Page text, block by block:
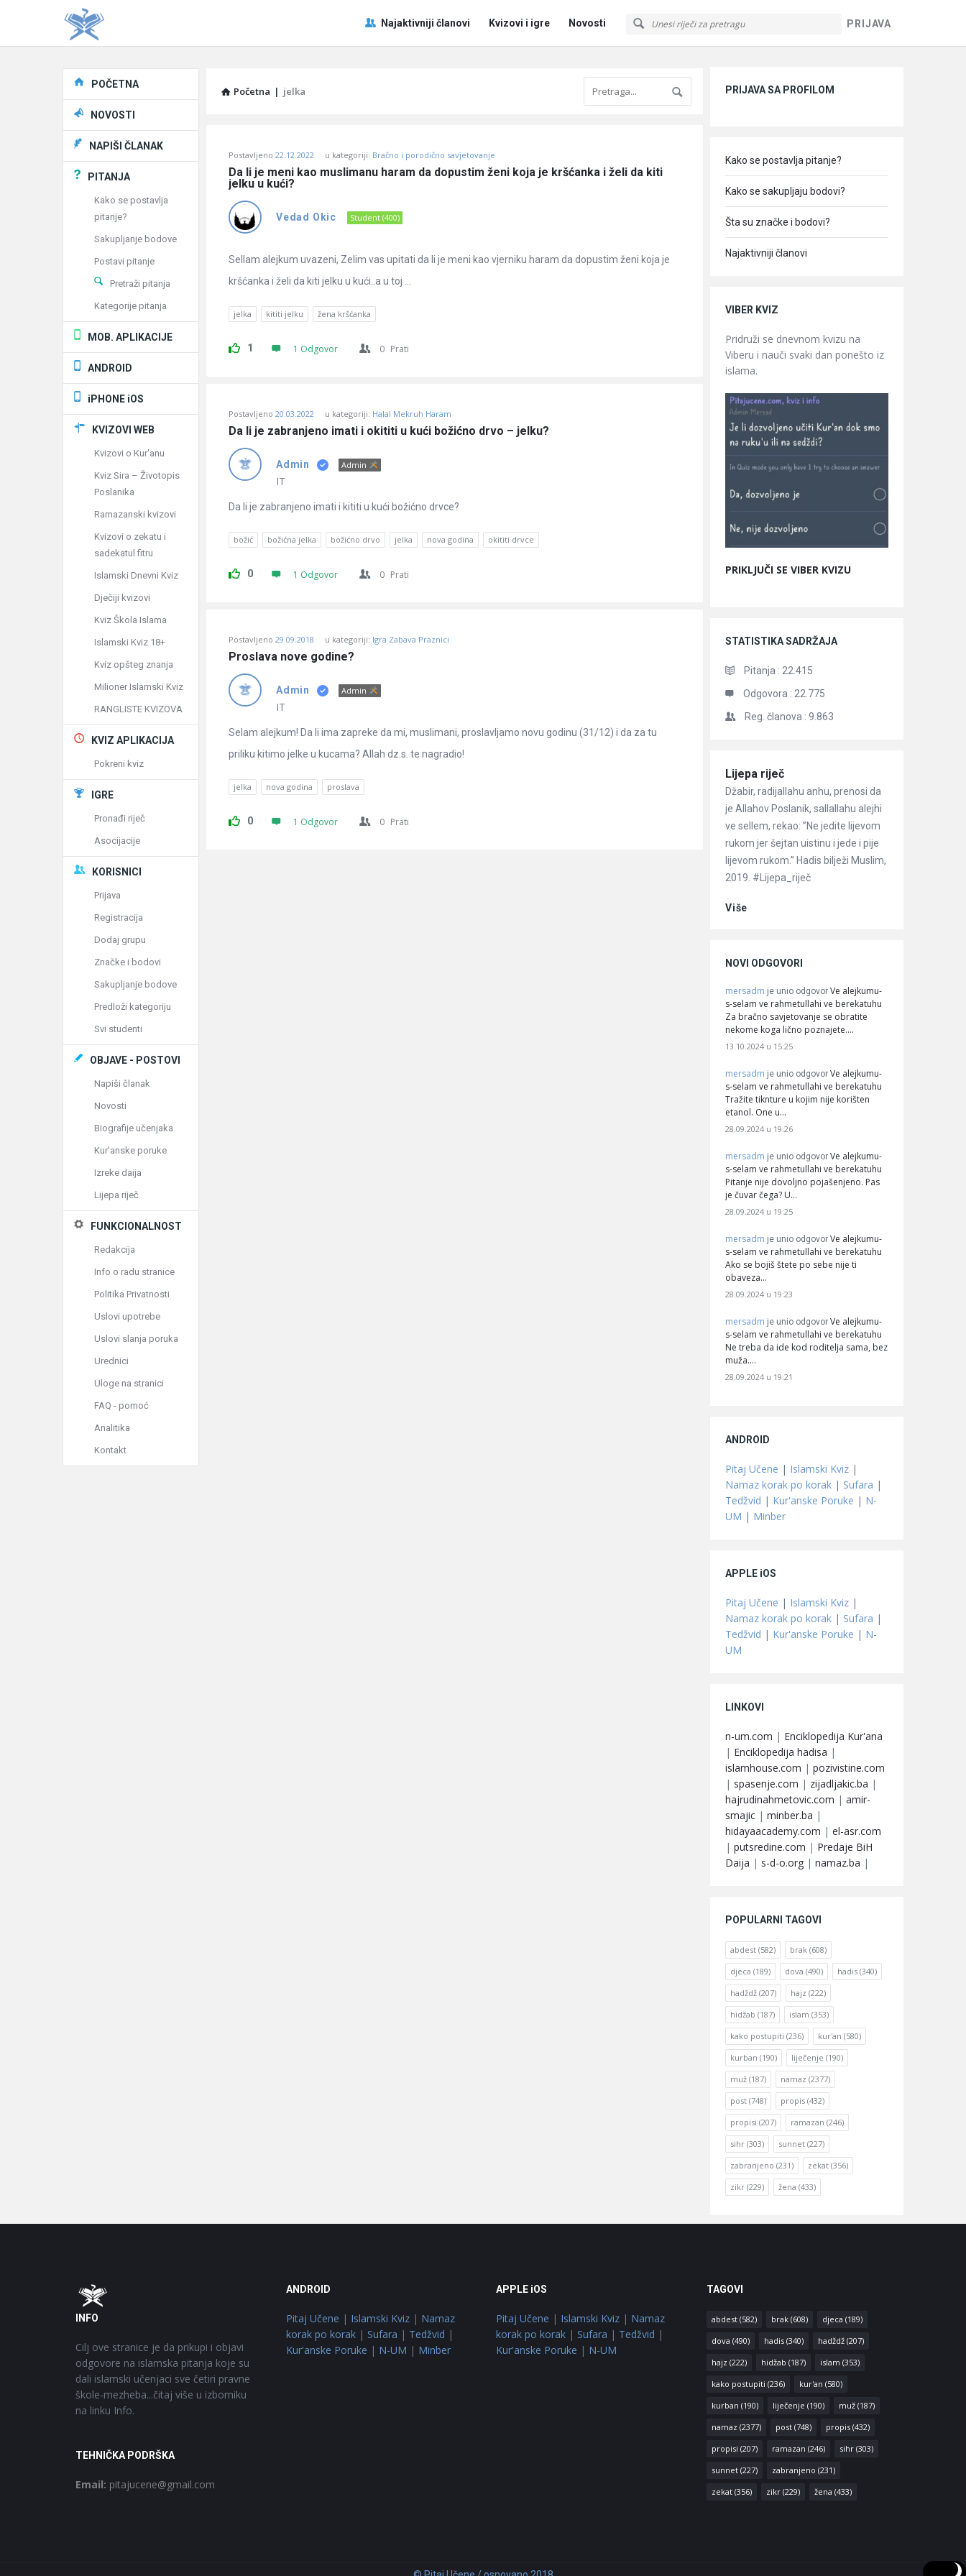
PRIJAVA
Pitaj
Učene
Najaktivniji članovi Kvizovi i igre Novosti
Početna | jelka
Učene
Latest
Pitanja
Postavljeno 22.12.2022 u kategoriji: Bračno i porodično savjetovanje
Da li je meni kao muslimanu haram da dopustim ženi koja je kršćanka i želi da kiti
jelku u kući?
Vedad Okic Student (400)
Sellam alejkum uvazeni, Zelim vas upitati da li je meni kao vjerniku haram da dopustim ženi koja je
kršćanka i želi da kiti jelku u kući..a u toj ...
jelka kititi jelku žena kršćanka
1 1 Odgovor 0 Prati
Postavljeno 20.03.2022 u kategoriji: Halal Mekruh Haram
Da li je zabranjeno imati i okititi u kući božićno drvo – jelku?
Admin Admin
IT
Da li je zabranjeno imati i kititi u kući božićno drvce?
božić božićna jelka božićno drvo jelka nova godina okititi drvce
0 1 Odgovor 0 Prati
Postavljeno 29.09.2018 u kategoriji: Igra Zabava Praznici
Proslava nove godine?
Admin Admin
IT
Selam alejkum! Da li ima zapreke da mi, muslimani, proslavljamo novu godinu (31/12) i da za tu
priliku kitimo jelke u kucama? Allah dz.s. te nagradio!
jelka nova godina proslava
0 1 Odgovor 0 Prati
PRIJAVA SA PROFILOM
Kako se postavlja pitanje?
Kako se sakupljaju bodovi?
Šta su značke i bodovi?
Najaktivniji članovi
VIBER KVIZ
Pridruži se dnevnom kvizu na
Viberu i nauči svaki dan ponešto iz
islama.
PRIKLJUČI SE VIBER KVIZU
STATISTIKA SADRŽAJA
Pitanja : 22.415
Odgovora : 22.775
Reg. članova : 9.863
Članci
Lijepa riječ
Džabir, radijallahu anhu, prenosi da
je Allahov Poslanik, sallallahu alejhi
ve sellem, rekao: ”Ne jedite lijevom
rukom jer šejtan uistinu i jede i pije
lijevom rukom.” Hadis bilježi Muslim,
2019. #Lijepa_riječ
Više
NOVI ODGOVORI
mersadm je unio odgovor Ve alejkumu-
s-selam ve rahmetullahi ve berekatuhu
Za bračno savjetovanje se obratite
nekome koga lično poznajete.…
13.10.2024 u 15:25
mersadm je unio odgovor Ve alejkumu-
s-selam ve rahmetullahi ve berekatuhu
Tražite tiknture u kojim nije korišten
etanol. One u…
28.09.2024 u 19:26
mersadm je unio odgovor Ve alejkumu-
s-selam ve rahmetullahi ve berekatuhu
Pitanje nije dovoljno pojašenjeno. Pas
je čuvar čega? U…
28.09.2024 u 19:25
mersadm je unio odgovor Ve alejkumu-
s-selam ve rahmetullahi ve berekatuhu
Ako se bojiš štete po sebe nije ti
obaveza…
28.09.2024 u 19:23
mersadm je unio odgovor Ve alejkumu-
s-selam ve rahmetullahi ve berekatuhu
Ne treba da ide kod roditelja sama, bez
muža.…
28.09.2024 u 19:21
ANDROID
Pitaj Učene | Islamski Kviz |
Namaz korak po korak | Sufara |
Tedžvid | Kur'anske Poruke | N-
UM | Minber
APPLE iOS
Pitaj Učene | Islamski Kviz |
Namaz korak po korak | Sufara |
Tedžvid | Kur'anske Poruke | N-
UM
LINKOVI
n-um.com | Enciklopedija Kur'ana
| Enciklopedija hadisa |
islamhouse.com | pozivistine.com
| spasenje.com | zijadljakic.ba |
hajrudinahmetovic.com | amir-
smajic | minber.ba |
hidayaacademy.com | el-asr.com
| putsredine.com | Predaje BiH
Daija | s-d-o.org | namaz.ba |
POPULARNI TAGOVI
abdest (582) brak (608)
djeca (189) dova (490) hadis (340)
hadždž (207) hajz (222)
hidžab (187) islam (353)
kako postupiti (236) kur'an (580)
kurban (190) liječenje (190)
muž (187) namaz (2377)
post (748) propis (432)
propisi (207) ramazan (246)
sihr (303) sunnet (227)
zabranjeno (231) zekat (356)
zikr (229) žena (433)
Explore
POČETNA
NOVOSTI
NAPIŠI ČLANAK
PITANJA
Kako se postavlja
pitanje?
Sakupljanje bodove
Postavi pitanje
Pretraži pitanja
Kategorije pitanja
MOB. APLIKACIJE
ANDROID
iPHONE iOS
KVIZOVI WEB
Kvizovi o Kur'anu
Kviz Sira – Životopis
Poslanika
Ramazanski kvizovi
Kvizovi o zekatu i
sadekatul fitru
Islamski Dnevni Kviz
Dječiji kvizovi
Kviz Škola Islama
Islamski Kviz 18+
Kviz opšteg znanja
Milioner Islamski Kviz
RANGLISTE KVIZOVA
KVIZ APLIKACIJA
Pokreni kviz
IGRE
Pronađi riječ
Asocijacije
KORISNICI
Prijava
Registracija
Dodaj grupu
Značke i bodovi
Sakupljanje bodove
Predloži kategoriju
Svi studenti
OBJAVE - POSTOVI
Napiši članak
Novosti
Biografije učenjaka
Kur'anske poruke
Izreke daija
Lijepa riječ
FUNKCIONALNOST
Redakcija
Info o radu stranice
Politika Privatnosti
Uslovi upotrebe
Uslovi slanja poruka
Urednici
Uloge na stranici
FAQ - pomoć
Analitika
Kontakt
Footer
INFO
Cilj ove stranice je da prikupi i objavi
odgovore na islamska pitanja koje su
dali islamski učenjaci sve četiri pravne
škole-mezheba...čitaj više u izborniku
na linku Info.
TEHNIČKA PODRŠKA
Email: pitajucene@gmail.com
ANDROID
Pitaj Učene | Islamski Kviz| Namaz
korak po korak| Sufara | Tedžvid |
Kur'anske Poruke | N-UM | Minber
APPLE iOS
Pitaj Učene | Islamski Kviz | Namaz
korak po korak | Sufara | Tedžvid |
Kur'anske Poruke | N-UM
TAGOVI
abdest(582) brak(608) djeca (189)
dova (490) hadis(340) hadždž(207)
hajz (222) hidžab (187) islam (353)
kako postupiti (236) kur'an (580)
kurban (190) liječenje (190) muž(187)
namaz (2377) post(748) propis(432)
propisi (207) ramazan (246) sihr(303)
sunnet(227) zabranjeno (231)
zekat(356) zikr(229) žena (433)